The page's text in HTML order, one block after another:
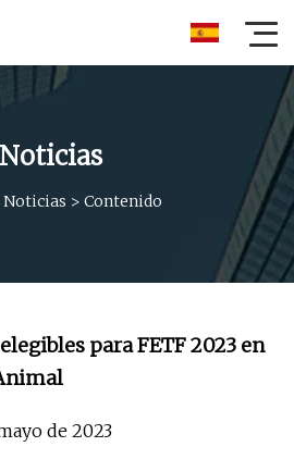
Noticias
Noticias > Contenido
para FETF 2023 en
de 2023